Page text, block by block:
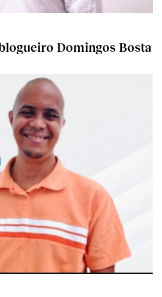
Domingos Bosta